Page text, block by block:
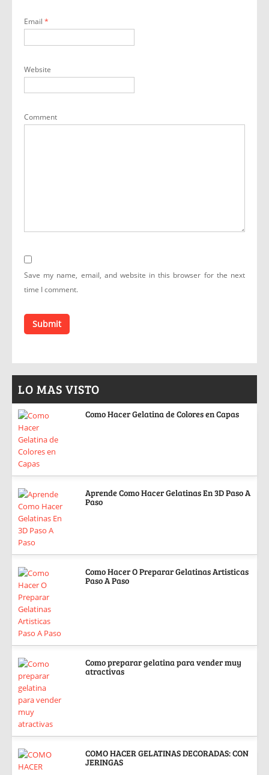
Email *
Website
Comment
Save my name, email, and website in this browser for the next
time I comment.
LO MAS VISTO
Como Hacer Gelatina de Colores en Capas
Aprende Como Hacer Gelatinas En 3D Paso A
Paso
Como Hacer O Preparar Gelatinas Artisticas
Paso A Paso
Como preparar gelatina para vender muy
atractivas
COMO HACER GELATINAS DECORADAS: CON
JERINGAS